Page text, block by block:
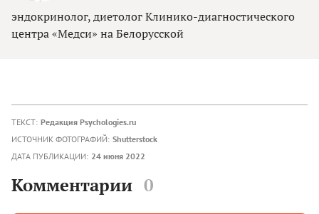
эндокринолог, диетолог Клинико-диагностического
центра «Медси» на Белорусской
ТЕКСТ: Редакция Psychologies.ru
ИСТОЧНИК ФОТОГРАФИЙ: Shutterstock
ДАТА ПУБЛИКАЦИИ: 24 июня 2022
Комментарии 0